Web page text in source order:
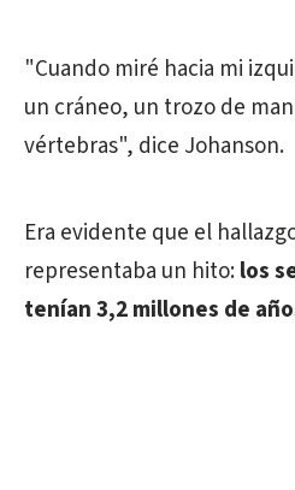
"Cuando miré hacia mi
un cráneo, un trozo de
vértebras", dice Johanson.
Era evidente que el
representaba un hito:los
tenían 3,2 millones de